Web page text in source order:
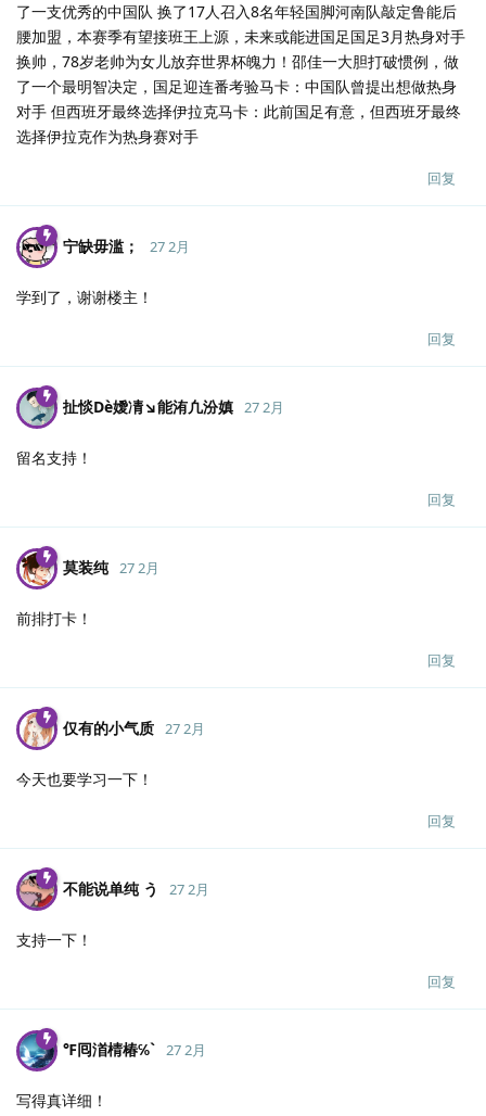
了一支优秀的中国队 换了17人召入8名年轻国脚河南队敲定鲁能后
腰加盟，本赛季有望接班王上源，未来或能进国足国足3月热身对手
换帅，78岁老帅为女儿放弃世界杯魄力！邵佳一大胆打破惯例，做
了一个最明智决定，国足迎连番考验马卡：中国队曾提出想做热身
对手 但西班牙最终选择伊拉克马卡：此前国足有意，但西班牙最终
选择伊拉克作为热身赛对手
回复
宁缺毋滥； 27 2月
学到了，谢谢楼主！
回复
扯惔Dè嬡凊↘能洧凢汾嫃 27 2月
留名支持！
回复
莫装纯 27 2月
前排打卡！
回复
仅有的小气质 27 2月
今天也要学习一下！
回复
不能说单纯 う 27 2月
支持一下！
回复
℉囘渞棈椿℅` 27 2月
写得真详细！